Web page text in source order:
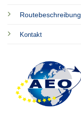
Routebeschreibung
Kontakt